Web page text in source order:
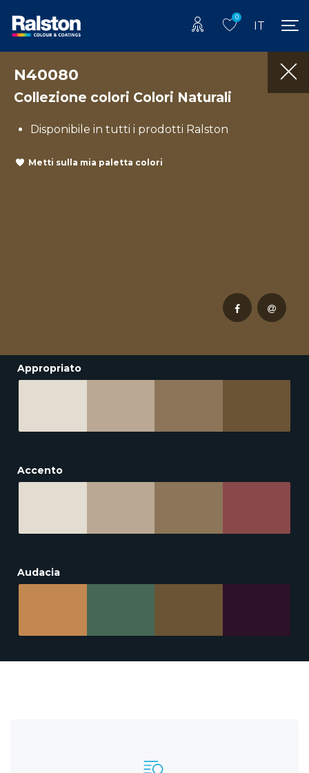
0
IT
N40080
Collezione colori Colori Naturali
Disponibile in tutti i prodotti Ralston
Metti sulla mia paletta colori
Appropriato
Accento
Audacia